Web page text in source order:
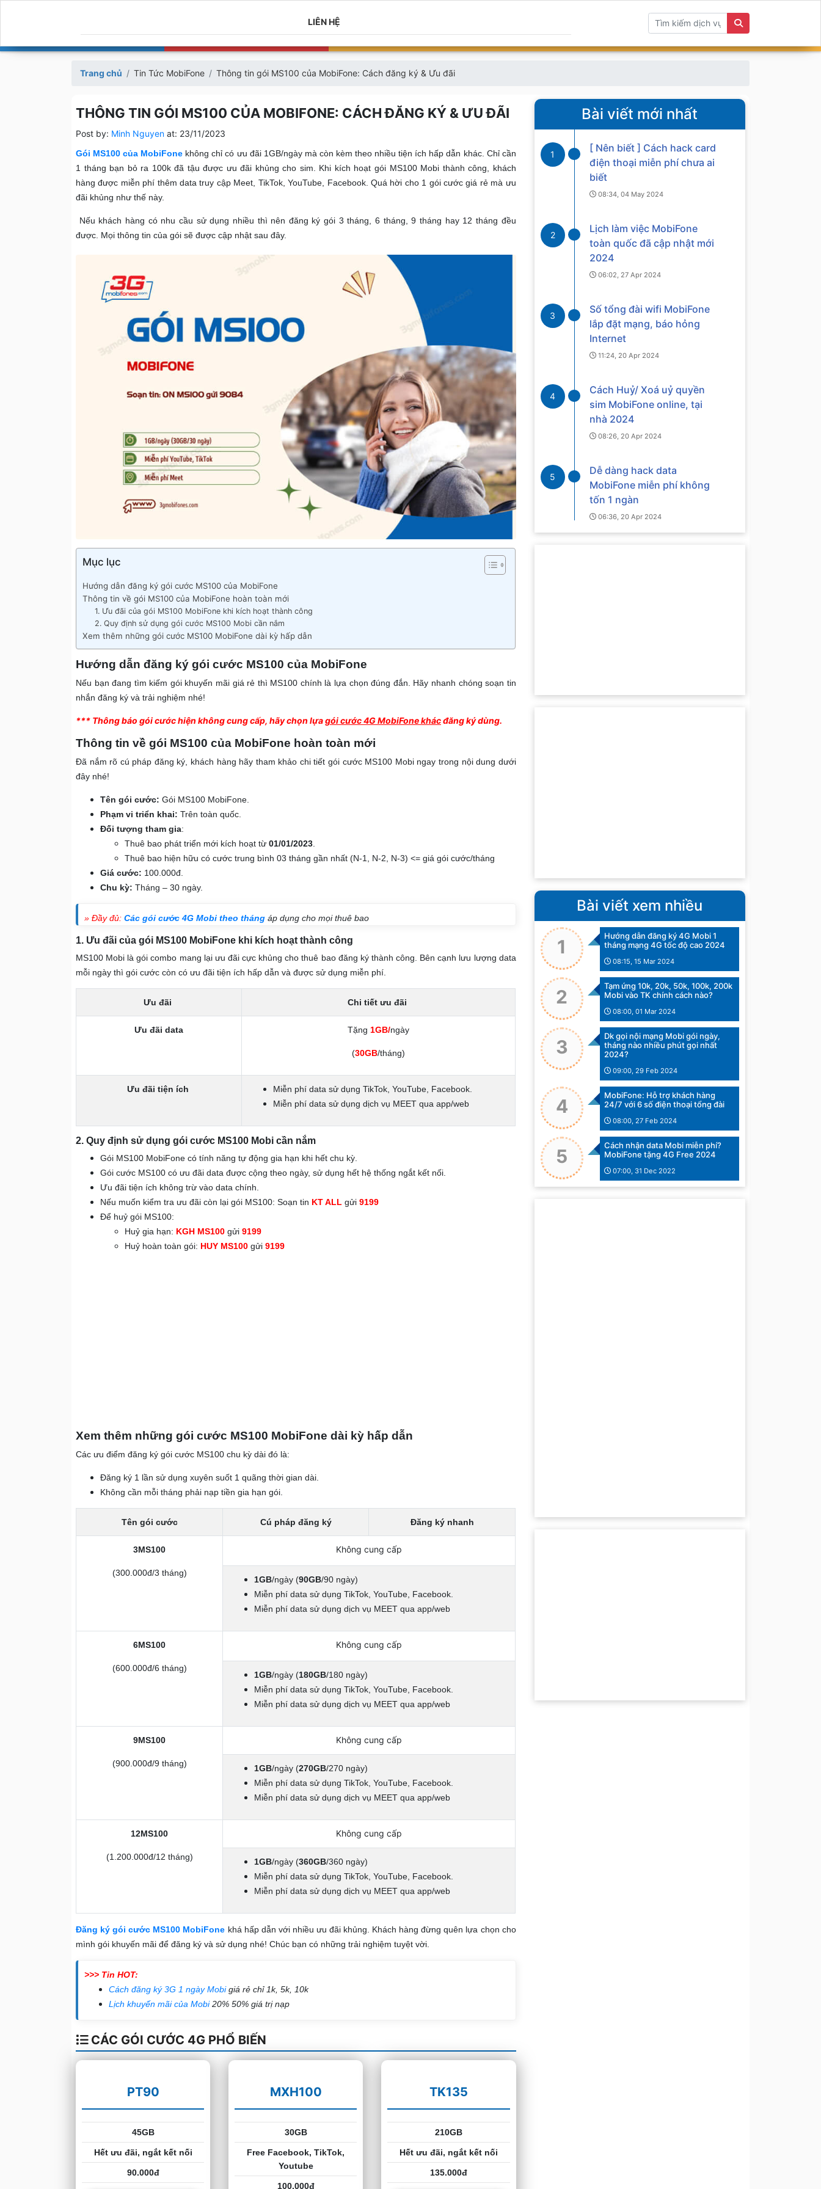
LIÊN HỆ
Trang chủ Tin Tức MobiFone Thông tin gói MS100 của MobiFone: Cách đăng ký & Ưu đãi
THÔNG TIN GÓI MS100 CỦA MOBIFONE: CÁCH ĐĂNG KÝ & ƯU ĐÃI
Post by: Minh Nguyen at: 23/11/2023
Gói MS100 của MobiFone không chỉ có ưu đãi 1GB/ngày mà còn kèm theo nhiều tiện ích hấp dẫn khác. Chỉ cần
1 tháng bạn bỏ ra 100k đã tậu được ưu đãi khủng cho sim. Khi kích hoạt gói MS100 Mobi thành công, khách
hàng được miễn phí thêm data truy cập Meet, TikTok, YouTube, Facebook. Quá hời cho 1 gói cước giá rẻ mà ưu
đãi khủng như thế này.
Nếu khách hàng có nhu cầu sử dụng nhiều thì nên đăng ký gói 3 tháng, 6 tháng, 9 tháng hay 12 tháng đều
được. Mọi thông tin của gói sẽ được cập nhật sau đây.
Mục lục
Hướng dẫn đăng ký gói cước MS100 của MobiFone
Thông tin về gói MS100 của MobiFone hoàn toàn mới
1. Ưu đãi của gói MS100 MobiFone khi kích hoạt thành công
2. Quy định sử dụng gói cước MS100 Mobi cần nắm
Xem thêm những gói cước MS100 MobiFone dài kỳ hấp dẫn
Hướng dẫn đăng ký gói cước MS100 của MobiFone
Nếu bạn đang tìm kiếm gói khuyến mãi giá rẻ thì MS100 chính là lựa chọn đúng đắn. Hãy nhanh chóng soạn tin
nhắn đăng ký và trải nghiệm nhé!
*** Thông báo gói cước hiện không cung cấp, hãy chọn lựagói cước 4G MobiFone khácđăng ký dùng.
Thông tin về gói MS100 của MobiFone hoàn toàn mới
Đã nắm rõ cú pháp đăng ký, khách hàng hãy tham khảo chi tiết gói cước MS100 Mobi ngay trong nội dung dưới
đây nhé!
Tên gói cước: Gói MS100 MobiFone.
Phạm vi triển khai: Trên toàn quốc.
Đối tượng tham gia:
Thuê bao phát triển mới kích hoạt từ 01/01/2023
Thuê bao hiện hữu có cước trung bình 03 tháng gần nhất (N-1, N-2, N-3) <= giá gói cước/tháng
Giá cước: 100.000đ.
Chu kỳ: Tháng – 30 ngày.
» Đầy đủ: Các gói cước 4G Mobi theo tháng áp dụng cho mọi thuê bao
1. Ưu đãi của gói MS100 MobiFone khi kích hoạt thành công
MS100 Mobi là gói combo mang lại ưu đãi cực khủng cho thuê bao đăng ký thành công. Bên cạnh lưu lượng data
mỗi ngày thì gói cước còn có ưu đãi tiện ích hấp dẫn và được sử dụng miễn phí.
Ưu đãi Chi tiết ưu đãi
Ưu đãi data Tặng 1GB/ngày
(30GB/tháng)
Ưu đãi tiện ích
Miễn phí data sử dụng TikTok, YouTube, Facebook.
Miễn phí data sử dụng dịch vụ MEET qua app/web
2. Quy định sử dụng gói cước MS100 Mobi cần nắm
Gói MS100 MobiFone có tính năng tự động gia hạn khi hết chu kỳ.
Gói cước MS100 có ưu đãi data được cộng theo ngày, sử dụng hết hệ thống ngắt kết nối.
Ưu đãi tiện ích không trừ vào data chính.
Nếu muốn kiểm tra ưu đãi còn lại gói MS100: Soạn tin KT ALL gửi 9199
Để huỷ gói MS100:
Huỷ gia hạn: KGH MS100 gửi 9199
Huỷ hoàn toàn gói: HUY MS100 gửi 9199
Xem thêm những gói cước MS100 MobiFone dài kỳ hấp dẫn
Các ưu điểm đăng ký gói cước MS100 chu kỳ dài đó là:
Đăng ký 1 lần sử dụng xuyên suốt 1 quãng thời gian dài.
Không cần mỗi tháng phải nạp tiền gia hạn gói.
Tên gói cước Cú pháp đăng ký Đăng ký nhanh
3MS100
(300.000đ/3 tháng)
Không cung cấp
1GB/ngày (90GB/90 ngày)
Miễn phí data sử dụng TikTok, YouTube, Facebook.
Miễn phí data sử dụng dịch vụ MEET qua app/web
6MS100
(600.000đ/6 tháng)
Không cung cấp
1GB/ngày (180GB/180 ngày)
Miễn phí data sử dụng TikTok, YouTube, Facebook.
Miễn phí data sử dụng dịch vụ MEET qua app/web
9MS100
(900.000đ/9 tháng)
Không cung cấp
1GB/ngày (270GB/270 ngày)
Miễn phí data sử dụng TikTok, YouTube, Facebook.
Miễn phí data sử dụng dịch vụ MEET qua app/web
12MS100
(1.200.000đ/12 tháng)
Không cung cấp
1GB/ngày (360GB/360 ngày)
Miễn phí data sử dụng TikTok, YouTube, Facebook.
Miễn phí data sử dụng dịch vụ MEET qua app/web
Đăng ký gói cước MS100 MobiFone khá hấp dẫn với nhiều ưu đãi khủng. Khách hàng đừng quên lựa chọn cho
mình gói khuyến mãi để đăng ký và sử dụng nhé! Chúc bạn có những trải nghiệm tuyệt vời.
>>> Tin HOT:
Cách đăng ký 3G 1 ngày Mobigiá rẻ chỉ 1k, 5k, 10k
Lịch khuyến mãi của Mobi20% 50% giá trị nạp
CÁC GÓI CƯỚC 4G PHỔ BIẾN
PT90
45GB
Hết ưu đãi, ngắt kết nối
90.000đ
MXH100
30GB
Free Facebook, TikTok,
Youtube
100.000đ
TK135
210GB
Hết ưu đãi, ngắt kết nối
135.000đ
Bài viết mới nhất
1
[ Nên biết ] Cách hack card
điện thoại miễn phí chưa ai
biết
08:34, 04 May 2024
2
Lịch làm việc MobiFone
toàn quốc đã cập nhật mới
2024
06:02, 27 Apr 2024
3
Số tổng đài wifi MobiFone
lắp đặt mạng, báo hỏng
Internet
11:24, 20 Apr 2024
4
Cách Huỷ/ Xoá uỷ quyền
sim MobiFone online, tại
nhà 2024
08:26, 20 Apr 2024
5
Dễ dàng hack data
MobiFone miễn phí không
tốn 1 ngàn
06:36, 20 Apr 2024
Bài viết xem nhiều
1
Hướng dẫn đăng ký 4G Mobi 1
tháng mạng 4G tốc độ cao 2024
08:15, 15 Mar 2024
2
Tạm ứng 10k, 20k, 50k, 100k, 200k
Mobi vào TK chính cách nào?
08:00, 01 Mar 2024
3
Dk gọi nội mạng Mobi gói ngày,
tháng nào nhiều phút gọi nhất
2024?
09:00, 29 Feb 2024
4
MobiFone: Hỗ trợ khách hàng
24/7 với 6 số điện thoại tổng đài
08:00, 27 Feb 2024
5
Cách nhận data Mobi miễn phí?
MobiFone tặng 4G Free 2024
07:00, 31 Dec 2022